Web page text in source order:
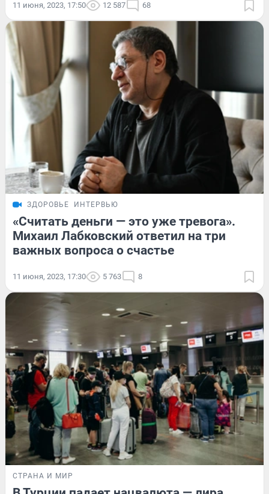
11 июня, 2023, 17:50 12 587 68
ЗДОРОВЬЕ ИНТЕРВЬЮ
«Считать деньги — это уже тревога».
Михаил Лабковский ответил на три
важных вопроса о счастье
11 июня, 2023, 17:30 5 763 8
СТРАНА И МИР